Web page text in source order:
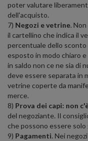
poter valutare
dell'acquisto.
7) Negozi e vetrine.
il cartellino che indica il
percentuale dello sconto
esposto in modo chiaro
in saldo non ce ne sia di
deve essere separata in
vetrine coperte da
merce.
8) Prova dei capi: non
del negoziante. Il
che possono essere solo
9) Pagamenti. Nei